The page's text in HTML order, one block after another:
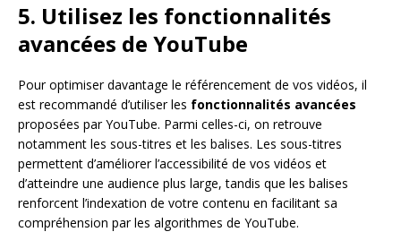
5. Utilisez les fonctionnalités
avancées de YouTube
Pour optimiser davantage le référencement de vos vidéos, il
est recommandé d’utiliser les fonctionnalités avancées
proposées par YouTube. Parmi celles-ci, on retrouve
notamment les sous-titres et les balises. Les sous-titres
permettent d’améliorer l’accessibilité de vos vidéos et
d’atteindre une audience plus large, tandis que les balises
renforcent l’indexation de votre contenu en facilitant sa
compréhension par les algorithmes de YouTube.